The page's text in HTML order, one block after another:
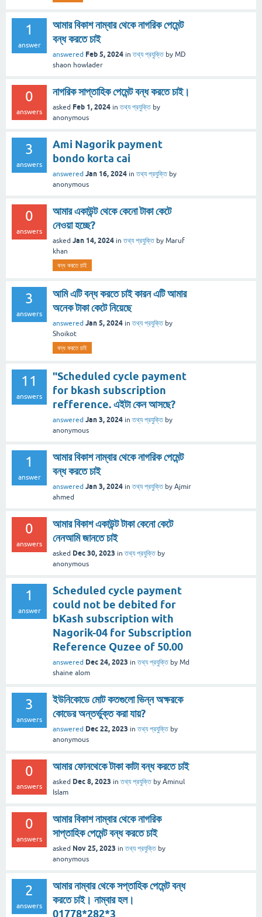
1
answer
আমার বিকাশ নাম্বার থেকে নাগরিক পেমেন্ট
বন্ধ করতে চাই
answered Feb 5, 2024 inতথ্য প্রযুক্তি by MD
shaon howlader
0
answers
নাগরিক সাপ্তাহিক পেমেন্ট বন্ধ করতে চাই।
asked Feb 1, 2024 inতথ্য প্রযুক্তি by
anonymous
3
answers
Ami Nagorik payment
bondo korta cai
answered Jan 16, 2024 inতথ্য প্রযুক্তি by
anonymous
0
answers
আমার একাউন্ট থেকে কেনো টাকা কেটে
নেওয়া হচ্ছে?
asked Jan 14, 2024 inতথ্য প্রযুক্তি by Maruf
khan
বন্ধ করতে চাই
3
answers
আমি এটি বন্ধ করতে চাই কারন এটি আমার
অনেক টাকা কেটে নিয়েছে
answered Jan 5, 2024 inতথ্য প্রযুক্তি by
Shoikot
বন্ধ করতে চাই
11
answers
"Scheduled cycle payment
for bkash subscription
refference. এইটা কেন আসছে?
answered Jan 3, 2024 inতথ্য প্রযুক্তি by
anonymous
1
answer
আমার বিকাশ নাম্বার থেকে নাগরিক পেমেন্ট
বন্ধ করতে চাই
answered Jan 3, 2024 inতথ্য প্রযুক্তি by Ajmir
ahmed
0
answers
আমার বিকাশ একাউন্ট টাকা কেনো কেটে
নেনআমি জানতে চাই
asked Dec 30, 2023 inতথ্য প্রযুক্তি by
anonymous
1
answer
Scheduled cycle payment
could not be debited for
bKash subscription with
Nagorik-04 for Subscription
Reference Quzee of 50.00
answered Dec 24, 2023 inতথ্য প্রযুক্তি by Md
shaine alom
3
answers
ইউনিকোডে মোট কতগুলো ভিন্ন অক্ষরকে
কোডের অন্তর্ভুক্ত করা যায়?
answered Dec 22, 2023 inতথ্য প্রযুক্তি by
anonymous
0
answers
আমার ফোনথেকে টাকা কাটা বন্ধ করতে চাই
asked Dec 8, 2023 inতথ্য প্রযুক্তি by Aminul
Islam
0
answers
আমার বিকাশ নাম্বার থেকে নাগরিক
সাপ্তাহিক পেমেন্ট বন্ধ করতে চাই
asked Nov 25, 2023 inতথ্য প্রযুক্তি by
anonymous
2
answers
আমার নাম্বার থেকে সপ্তাহিক পেমেন্ট বন্ধ
করতে চাই। নাম্বার হল।
01778*282*3